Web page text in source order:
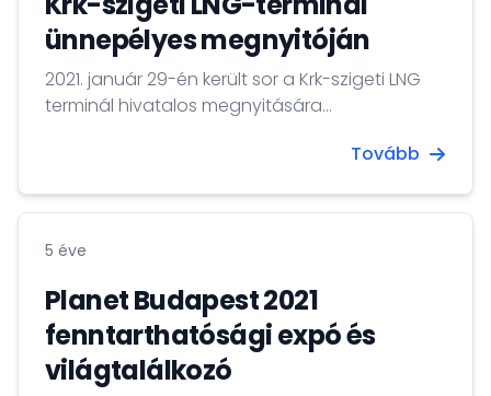
ünnepélyes megnyitóján
2021. január 29-én került sor a Krk-szigeti LNG
terminál hivatalos megnyitására...
Tovább
5 éve
Planet Budapest 2021
fenntarthatósági expó és
világtalálkozó